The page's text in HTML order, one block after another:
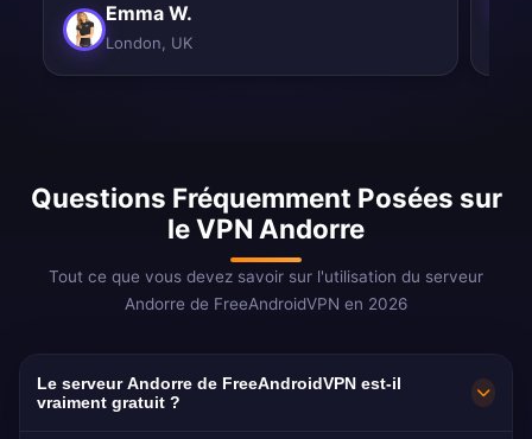
Emma W.
London, UK
Questions Fréquemment Posées sur
le VPN Andorre
Tout ce que vous devez savoir sur l'utilisation du serveur
Andorre de FreeAndroidVPN en 2026
Le serveur Andorre de FreeAndroidVPN est-il
vraiment gratuit ?